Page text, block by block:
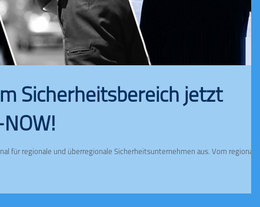
Sicherheitsbereich jetzt
für regionale und überregionale Sicherheitsunternehmen aus. Vom regionalen